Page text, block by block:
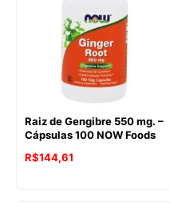
Raiz de Gengibre 550 mg. –
Cápsulas 100 NOW Foods
O
R$144,61